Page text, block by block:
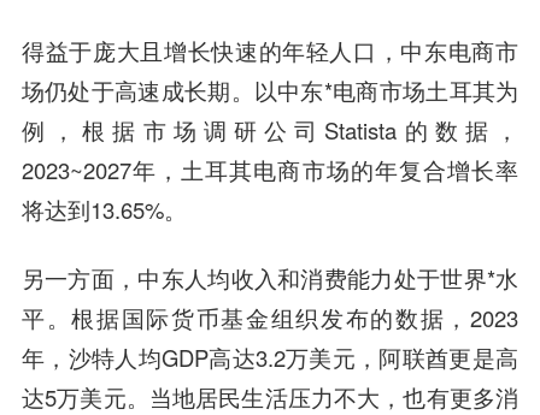
得益于庞大且增长快速的年轻人口，中东电商市
场仍处于高速成长期。以中东*电商市场土耳其为
例，根据市场调研公司Statista的数据，
2023~2027年，土耳其电商市场的年复合增长率
将达到13.65%。
另一方面，中东人均收入和消费能力处于世界*水
平。根据国际货币基金组织发布的数据，2023
年，沙特人均GDP高达3.2万美元，阿联酋更是高
达5万美元。当地居民生活压力不大，也有更多消